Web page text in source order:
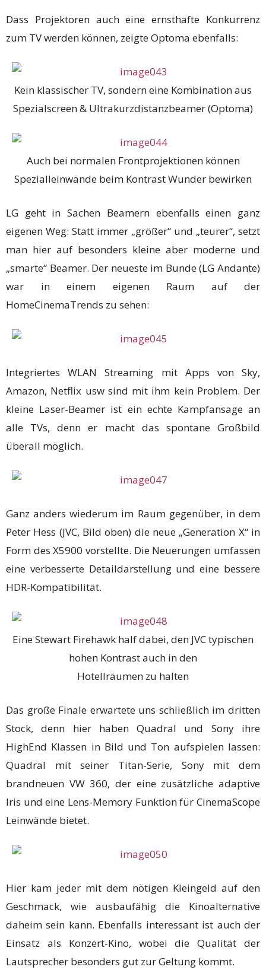
Dass Projektoren auch eine ernsthafte Konkurrenz
zum TV werden können, zeigte Optoma ebenfalls:
Kein klassischer TV, sondern eine Kombination aus
Spezialscreen & Ultrakurzdistanzbeamer (Optoma)
Auch bei normalen Frontprojektionen können
Spezialleinwände beim Kontrast Wunder bewirken
LG geht in Sachen Beamern ebenfalls einen ganz
eigenen Weg: Statt immer „größer“ und „teurer“, setzt
man hier auf besonders kleine aber moderne und
„smarte“ Beamer. Der neueste im Bunde (LG Andante)
war in einem eigenen Raum auf der
HomeCinemaTrends zu sehen:
Integriertes WLAN Streaming mit Apps von Sky,
Amazon, Netflix usw sind mit ihm kein Problem. Der
kleine Laser-Beamer ist ein echte Kampfansage an
alle TVs, denn er macht das spontane Großbild
überall möglich.
Ganz anders wiederum im Raum gegenüber, in dem
Peter Hess (JVC, Bild oben) die neue „Generation X“ in
Form des X5900 vorstellte. Die Neuerungen umfassen
eine verbesserte Detaildarstellung und eine bessere
HDR-Kompatibilität.
Eine Stewart Firehawk half dabei, den JVC typischen
hohen Kontrast auch in den
Hotellräumen zu halten
Das große Finale erwartete uns schließlich im dritten
Stock, denn hier haben Quadral und Sony ihre
HighEnd Klassen in Bild und Ton aufspielen lassen:
Quadral mit seiner Titan-Serie, Sony mit dem
brandneuen VW 360, der eine zusätzliche adaptive
Iris und eine Lens-Memory Funktion für CinemaScope
Leinwände bietet.
Hier kam jeder mit dem nötigen Kleingeld auf den
Geschmack, wie ausbaufähig die Kinoalternative
daheim sein kann. Ebenfalls interessant ist auch der
Einsatz als Konzert-Kino, wobei die Qualität der
Lautsprecher besonders gut zur Geltung kommt.